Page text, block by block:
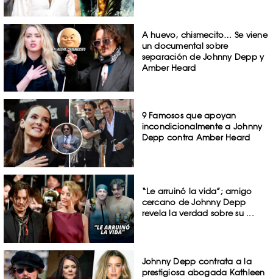
A huevo, chismecito… Se viene
un documental sobre
separación de Johnny Depp y
Amber Heard
9 Famosos que apoyan
incondicionalmente a Johnny
Depp contra Amber Heard
“Le arruinó la vida”; amigo
cercano de Johnny Depp
revela la verdad sobre su ...
Johnny Depp contrata a la
prestigiosa abogada Kathleen